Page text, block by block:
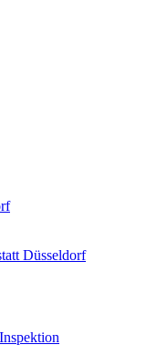
Düsseldorf